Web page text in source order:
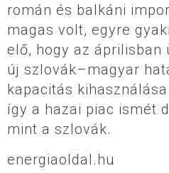
román és balkáni
magas volt, egyre
elő, hogy az áprilisban
új szlovák–magyar
kapacitás
így a hazai piac ismét
mint a szlovák.
energiaoldal.hu